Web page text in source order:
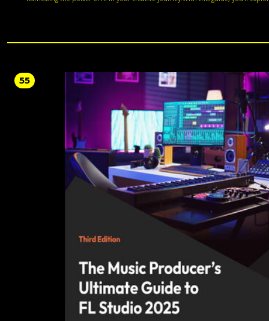
you’ll hone your prompt engineering skills, and eventually learn how to
the last set of chapters, you’ll get to grips with real-world applications of
storytelling, creating moodboards, and more.By the end of this book, you’ll
be proficient in using Midjourney, but also understand how to strategically
55